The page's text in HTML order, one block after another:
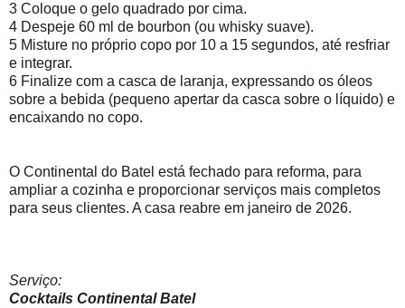
3 Coloque o gelo quadrado por cima.
4 Despeje 60 ml de bourbon (ou whisky suave).
5 Misture no próprio copo por 10 a 15 segundos, até resfriar
e integrar.
6 Finalize com a casca de laranja, expressando os óleos
sobre a bebida (pequeno apertar da casca sobre o líquido) e
encaixando no copo.
O Continental do Batel está fechado para reforma, para
ampliar a cozinha e proporcionar serviços mais completos
para seus clientes. A casa reabre em janeiro de 2026.
Serviço:
Cocktails Continental Batel